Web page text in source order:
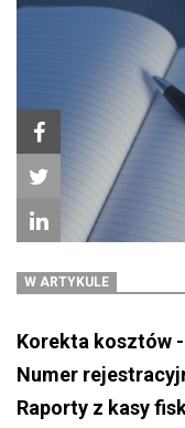
W ARTYKULE
Korekta kosztów
Numer
Raporty z kasy